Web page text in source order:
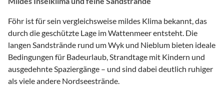
Föhr ist für sein vergleichsweise mildes Klima bekannt, das
durch die geschützte Lage im Wattenmeer entsteht. Die
langen Sandstrände rund um Wyk und Nieblum bieten ideale
Bedingungen für Badeurlaub, Strandtage mit Kindern und
ausgedehnte Spaziergänge – und sind dabei deutlich ruhiger
als viele andere Nordseestrände.